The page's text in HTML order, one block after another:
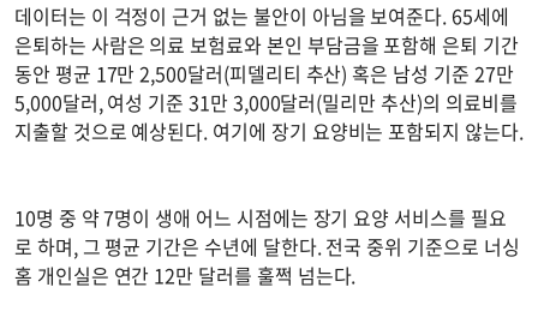
데이터는 이 걱정이 근거 없는 불안이 아님을 보여준다. 65세에
은퇴하는 사람은 의료 보험료와 본인 부담금을 포함해 은퇴 기간
동안 평균 17만 2,500달러(피델리티 추산) 혹은 남성 기준 27만
5,000달러, 여성 기준 31만 3,000달러(밀리만 추산)의 의료비를
지출할 것으로 예상된다. 여기에 장기 요양비는 포함되지 않는다.
10명 중 약 7명이 생애 어느 시점에는 장기 요양 서비스를 필요
로 하며, 그 평균 기간은 수년에 달한다. 전국 중위 기준으로 너싱
홈 개인실은 연간 12만 달러를 훌쩍 넘는다.